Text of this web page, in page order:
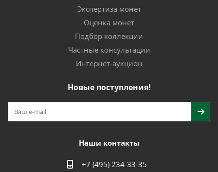
Экспертиза монет
Оценка монет
Подбор коллекции
Частные консультации
Интернет-аукцион
Новые поступления!
Наши контакты
+7 (495) 234-33-35